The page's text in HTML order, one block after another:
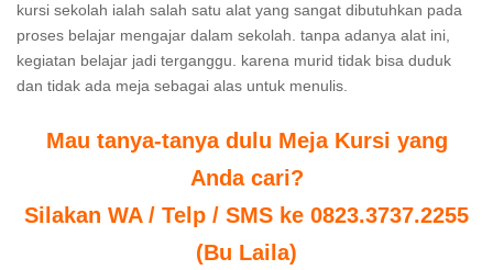
kursi sekolah ialah salah satu alat yang sangat dibutuhkan pada
proses belajar mengajar dalam sekolah. tanpa adanya alat ini,
kegiatan belajar jadi terganggu. karena murid tidak bisa duduk
dan tidak ada meja sebagai alas untuk menulis.
Mau tanya-tanya dulu Meja Kursi yang
Anda cari?
Silakan WA / Telp / SMS ke 0823.3737.2255
(Bu Laila)